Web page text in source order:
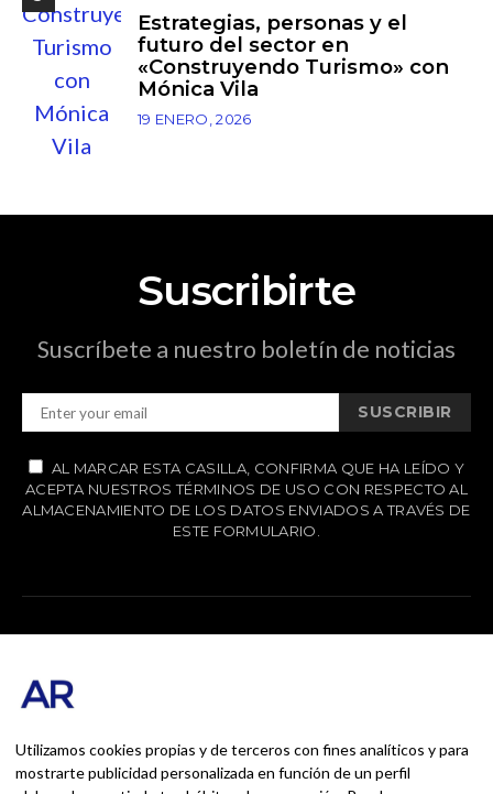
Estrategias, personas y el
futuro del sector en
«Construyendo Turismo» con
Mónica Vila
19 ENERO, 2026
Suscribirte
Suscríbete a nuestro boletín de noticias
SUSCRIBIR
AL MARCAR ESTA CASILLA, CONFIRMA QUE HA LEÍDO Y
ACEPTA NUESTROS TÉRMINOS DE USO CON RESPECTO AL
ALMACENAMIENTO DE LOS DATOS ENVIADOS A TRAVÉS DE
ESTE FORMULARIO.
#FORMACIÓN
#OUTDOOR
#CONTACTO
SOBRE MÍ
Utilizamos cookies propias y de terceros con fines analíticos y para
mostrarte publicidad personalizada en función de un perfil